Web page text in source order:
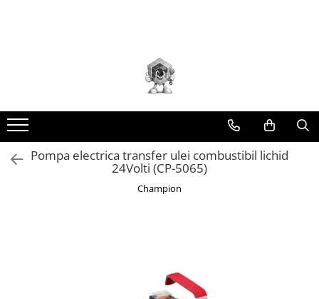
taiere/slefuire/polizare/curatare
Amestecatoare
Aparat frezat / taiat
Aparat gaurit si insurubat
Pompa electrica transfer ulei combustibil lichid
24Volti (CP-5065)
Champion